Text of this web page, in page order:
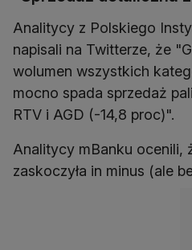
Analitycy z Polskiego
napisali na Twitterze, że
wolumen wszystkich
mocno spada sprzedaż
RTV i AGD (-14,8 proc)".
Analitycy mBanku ocenili,
zaskoczyła in minus (ale